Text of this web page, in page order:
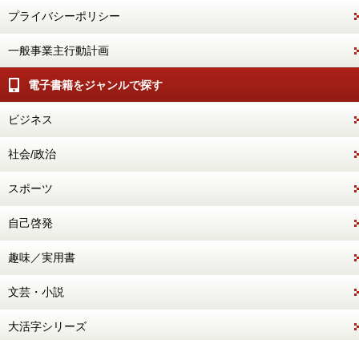
プライバシーポリシー
一般事業主行動計画
電子書籍をジャンルで探す
ビジネス
社会/政治
スポーツ
自己啓発
趣味／実用書
文芸・小説
大活字シリーズ